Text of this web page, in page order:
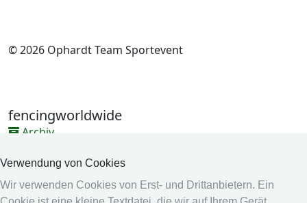
Verwendung von Cookies
Wir verwenden Cookies von Erst- und Drittanbietern. Ein
© 2026 Ophardt Team Sportevent
fencingworldwide
Archiv